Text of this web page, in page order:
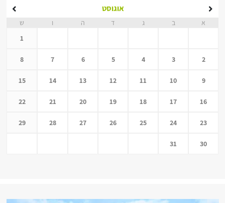
אוגוסט
א ב ג ד ה ו
ש
1
2
3
4
5
6
7
8
9
10
11
12
13
14
15
16
17
18
19
20
21
22
23
24
25
26
27
28
29
30
31